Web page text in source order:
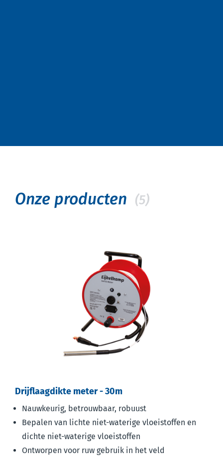
Onze producten (5)
Drijflaagdikte meter - 30m
Nauwkeurig, betrouwbaar, robuust
Bepalen van lichte niet-waterige vloeistoffen en
dichte niet-waterige vloeistoffen
Ontworpen voor ruw gebruik in het veld